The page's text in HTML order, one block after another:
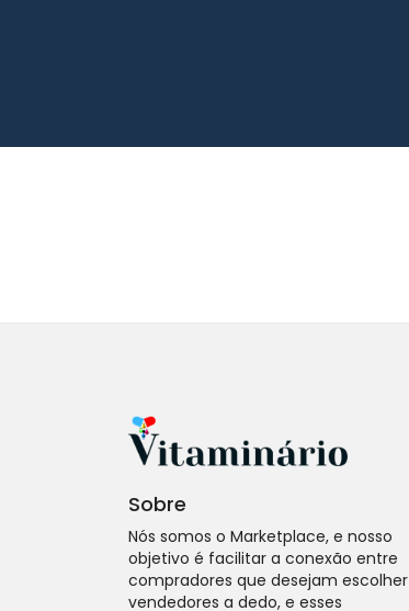
Sobre
Nós somos o Marketplace, e nosso
objetivo é facilitar a conexão entre
compradores que desejam escolher
vendedores a dedo, e esses